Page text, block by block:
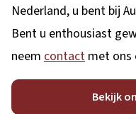
Nederland, u bent bij
Bent u enthousiast
neem contact met ons
Bekijk